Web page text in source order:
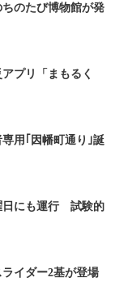
のたび博物館が発
プリ「まもるく
用｢因幡町通り｣誕
日にも運行 試験的
イダー2基が登場